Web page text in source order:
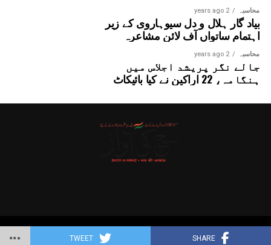
SHARE
TWEET
محاسبہ 2 years ago
بیاد گار ہلال و دل سیوہاروی کے زیر
اہتمام ساتواں آف لائن مشاعرہ
محاسبہ 2 years ago
جالے نگر پریشد اجلاس میں
ہنگامہ، 22 اراکین نے کیا بائیکاٹ
Copyright © 2025 Probitas News Network